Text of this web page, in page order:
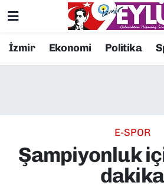
İzmir Ekonomi Politika
E-SPOR
Şampiyonluk
dakika
Resmi İlanlar
EKONOMİ
Konak Nöbetçi Eczaneler
Süper Lig Puan Durumu ve
Tüm Manşetler